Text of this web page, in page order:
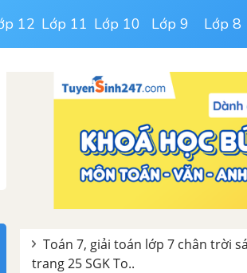
12 Lớp 11 Lớp 10 Lớp 9 Lớp 8
Toán 7, giải toán lớp 7 chân trời
trang 25 SGK To..